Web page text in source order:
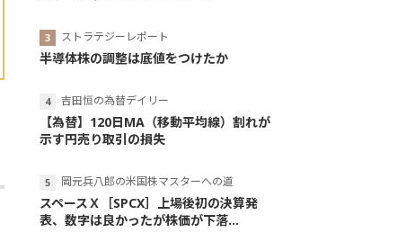
ストラテジーレポート
半導体株の調整は底値をつけたか
吉田恒の為替デイリー
【為替】120日MA（移動平均線）割れが
示す円売り取引の損失
岡元兵八郎の米国株マスターへの道
スペースＸ［SPCX］上場後初の決算発
表、数字は良かったが株価が下落...